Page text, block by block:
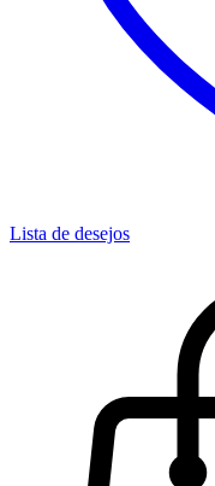
Lista de desejos